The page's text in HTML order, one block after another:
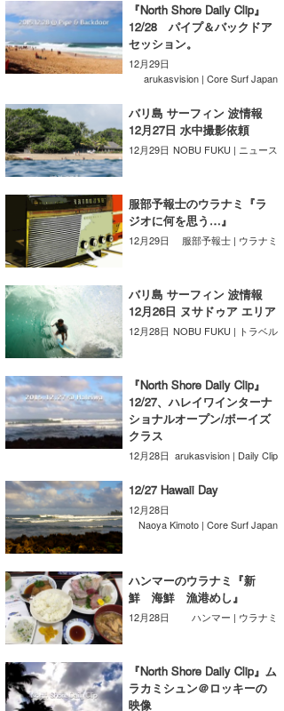
『North Shore Daily Clip』
12/28 パイプ＆バックドア
セッション。
12月29日
arukasvision | Core Surf Japan
バリ島 サーフィン 波情報
12月27日 水中撮影依頼
12月29日 NOBU FUKU | ニュース
服部予報士のウラナミ『ラ
ジオに何を思う…』
12月29日 服部予報士 | ウラナミ
バリ島 サーフィン 波情報
12月26日 ヌサドゥア エリア
12月28日 NOBU FUKU | トラベル
『North Shore Daily Clip』
12/27、ハレイワインターナ
ショナルオープン/ボーイズ
クラス
12月28日 arukasvision | Daily Clip
12/27 Hawaii Day
12月28日
Naoya Kimoto | Core Surf Japan
ハンマーのウラナミ『新
鮮 海鮮 漁港めし』
12月28日 ハンマー | ウラナミ
『North Shore Daily Clip』ム
ラカミシュン＠ロッキーの
映像
MIN
OYZ
S.K
Soulman
VAGY
waka☆=
YUKI☆
たっちー
ハンマー
まっきー
三輪予報士
小川予報士
上田純子
上條将美
唐澤予報士
SancheZ
ゴン
米山予報士